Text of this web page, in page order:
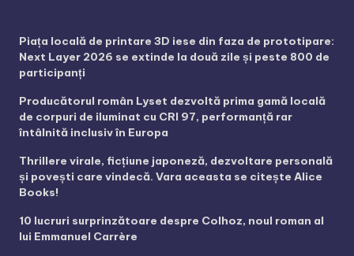
Piața locală de printare 3D iese din faza de prototipare:
Next Layer 2026 se extinde la două zile și peste 800 de
participanți
Producătorul român Lyset dezvoltă prima gamă locală
de corpuri de iluminat cu CRI 97, performanță rar
întâlnită inclusiv în Europa
Thrillere virale, ficțiune japoneză, dezvoltare personală
și povești care vindecă. Vara aceasta se citește Alice
Books!
10 lucruri surprinzătoare despre Colhoz, noul roman al
lui Emmanuel Carrère